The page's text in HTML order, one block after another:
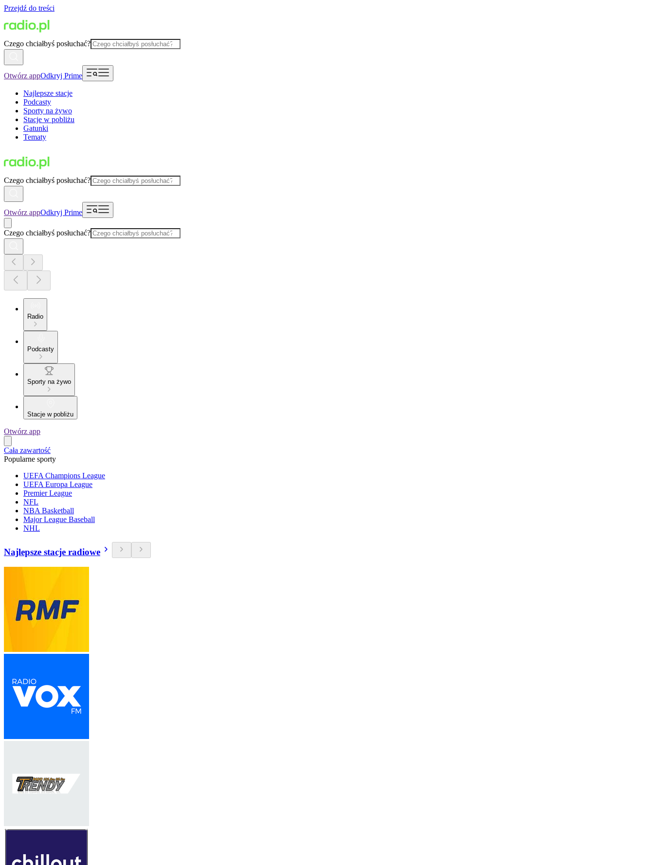
Przejdź do treści
Czego chciałbyś posłuchać?
Otwórz appOdkryj Prime
Najlepsze stacje
Podcasty
Sporty na żywo
Stacje w pobliżu
Gatunki
Tematy
Czego chciałbyś posłuchać?
Otwórz appOdkryj Prime
Czego chciałbyś posłuchać?
Radio
Podcasty
Sporty na żywo
Stacje w pobliżu
Otwórz app
Cała zawartość
Popularne sporty
UEFA Champions League
UEFA Europa League
Premier League
NFL
NBA Basketball
Major League Baseball
NHL
Najlepsze stacje radiowe